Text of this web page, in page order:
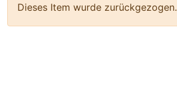
Dieses Item wurde zurückgezogen.